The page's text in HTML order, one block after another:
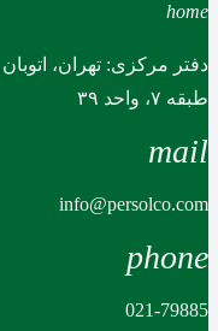
home
طبقه ۷، واحد ۳۹
mail
info@persolco.com
phone
021-79885